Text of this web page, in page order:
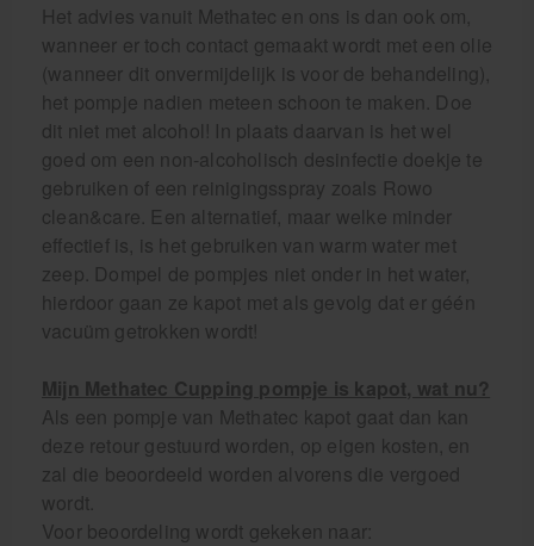
Het advies vanuit Methatec en ons is dan ook om,
wanneer er toch contact gemaakt wordt met een olie
(wanneer dit onvermijdelijk is voor de behandeling),
het pompje nadien meteen schoon te maken. Doe
dit niet met alcohol! In plaats daarvan is het wel
goed om een non-alcoholisch desinfectie doekje te
gebruiken of een reinigingsspray zoals Rowo
clean&care. Een alternatief, maar welke minder
effectief is, is het gebruiken van warm water met
zeep. Dompel de pompjes niet onder in het water,
hierdoor gaan ze kapot met als gevolg dat er géén
vacuüm getrokken wordt!
Mijn Methatec Cupping pompje is kapot, wat nu?
Als een pompje van Methatec kapot gaat dan kan
deze retour gestuurd worden, op eigen kosten, en
zal die beoordeeld worden alvorens die vergoed
wordt.
Voor beoordeling wordt gekeken naar: